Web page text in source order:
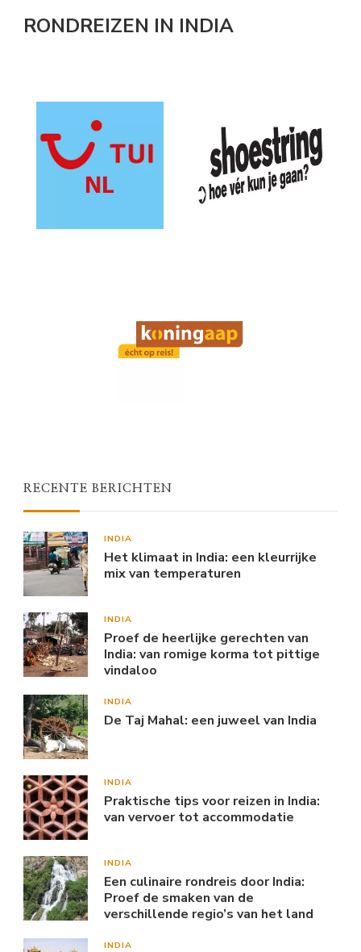
RONDREIZEN IN INDIA
RECENTE BERICHTEN
INDIA
Het klimaat in India: een kleurrijke
mix van temperaturen
INDIA
Proef de heerlijke gerechten van
India: van romige korma tot pittige
vindaloo
INDIA
De Taj Mahal: een juweel van India
INDIA
Praktische tips voor reizen in India:
van vervoer tot accommodatie
INDIA
Een culinaire rondreis door India:
Proef de smaken van de
verschillende regio’s van het land
INDIA